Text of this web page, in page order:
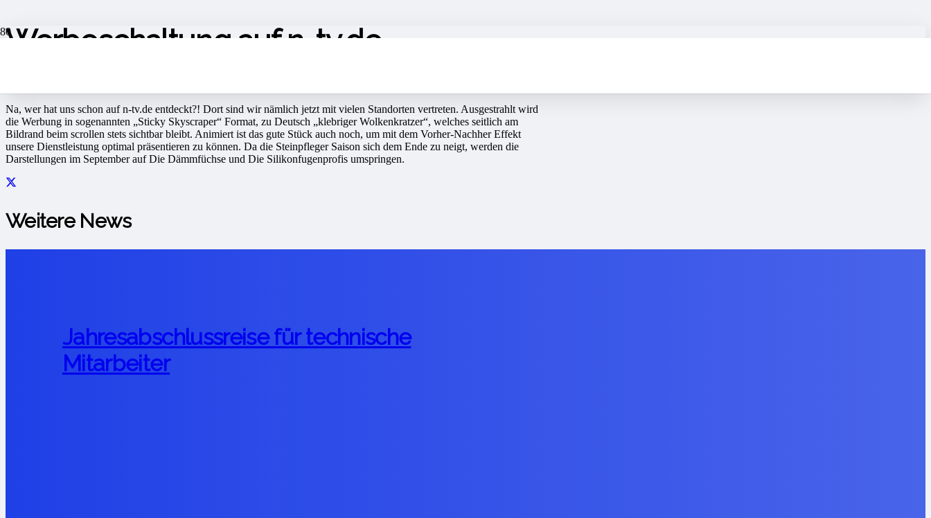
Werbeschaltung auf n-tv.de
Na, wer hat uns schon auf n-tv.de entdeckt?! Dort sind wir nämlich jetzt mit vielen Standorten vertreten. Ausgestrahlt wird
die Werbung in sogenannten „Sticky Skyscraper“ Format, zu Deutsch „klebriger Wolkenkratzer“, welches seitlich am
Bildrand beim scrollen stets sichtbar bleibt. Animiert ist das gute Stück auch noch, um mit dem Vorher-Nachher Effekt
unsere Dienstleistung optimal präsentieren zu können. Da die Steinpfleger Saison sich dem Ende zu neigt, werden die
Darstellungen im September auf Die Dämmfüchse und Die Silikonfugenprofis umspringen.
Weitere News
Jahresabschlussreise für technische
Mitarbeiter